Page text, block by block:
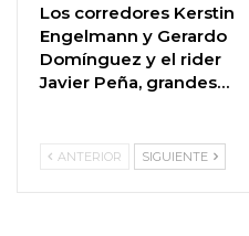
Los corredores Kerstin
Engelmann y Gerardo
Domínguez y el rider
Javier Peña, grandes…
ANTERIOR SIGUIENTE